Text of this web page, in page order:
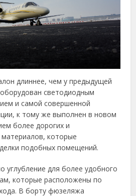
длиннее, чем у предыдущей
светодиодным
и самой совершенной
к тому же выполнен в новом
более дорогих и
которые
подобных помещений.
углубление для более удобного
которые расположены по
В борту фюзеляжа